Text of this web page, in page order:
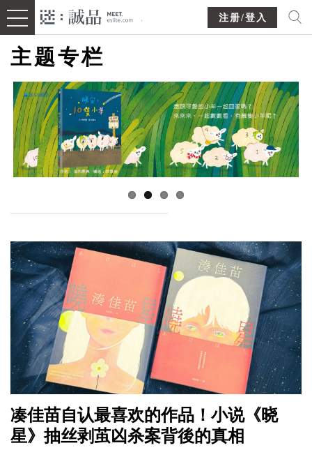
注册/登入
主题专栏
凑佳苗自认最喜欢的作品！小说《晓
星》抽丝剥茧凶杀案背後的真相